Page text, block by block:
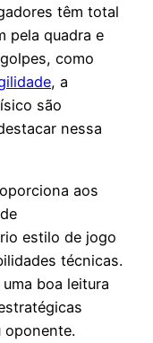
têm total
pela quadra e
como
, a
são
nessa
aos
estilo de jogo
técnicas.
boa leitura
oponente.